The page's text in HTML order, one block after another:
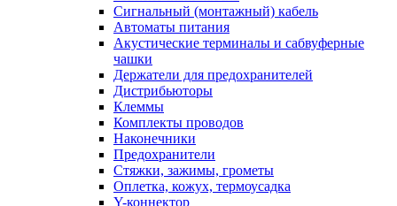
Сигнальный (монтажный) кабель
Автоматы питания
Акустические терминалы и сабвуферные
чашки
Держатели для предохранителей
Дистрибьюторы
Клеммы
Комплекты проводов
Наконечники
Предохранители
Стяжки, зажимы, грометы
Оплетка, кожух, термоусадка
Y-коннектор